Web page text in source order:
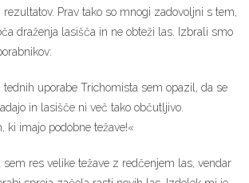
Prav tako so mnogi zadovoljni s tem,
draženja lasišča in ne obteži las. Izbrali smo
tednih uporabe Trichomista sem opazil, da se
in lasišče ni več tako občutljivo.
ki imajo podobne težave!«
sem res velike težave z redčenjem las, vendar